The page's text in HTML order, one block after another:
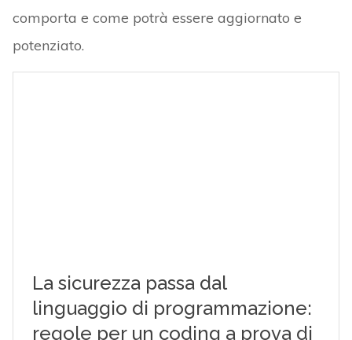
comporta e come potrà essere aggiornato e
potenziato.